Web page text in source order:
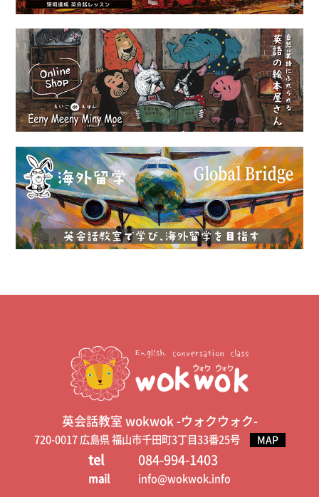
英会話教室 wokwok -ウォクウォク-
720-0017 広島県 福山市千田町3丁目33番25号 MAP
tel 084-994-1403
mail info@wokwok.info